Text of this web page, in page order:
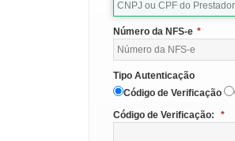
Número da NFS-e *
Tipo Autenticação
Código de Verificação
Código de Verificação:
*